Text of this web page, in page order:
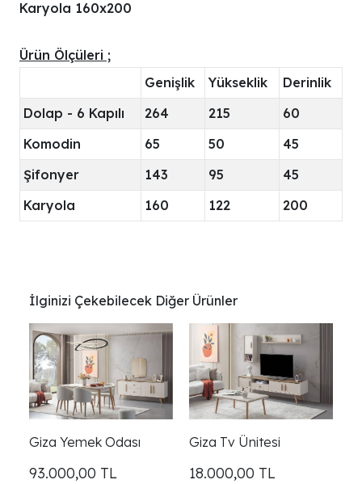
Karyola 160x200
Ürün Ölçüleri ;
Genişlik
Yükseklik
Derinlik
Dolap - 6 Kapılı
264 215
60
Komodin
65 50
45
Şifonyer
143 95
45
Karyola
160 122 200
İlginizi Çekebilecek Diğer Ürünler
Giza Yemek Odası
93.000,00 TL
Giza Tv Ünitesi
18.000,00 TL